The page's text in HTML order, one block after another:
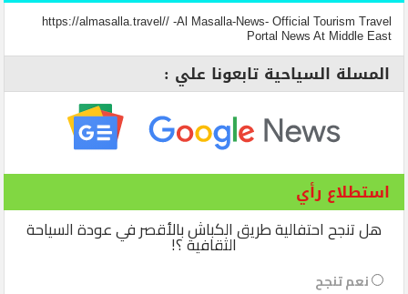
https://almasalla.travel// -Al Masalla-News- Official Tourism Travel
Portal News At Middle East
المسلة السياحية تابعونا علي :
استطلاع رأي
هل تنجح احتفالية طريق الكباش بالأقصر في عودة السياحة
الثقافية ؟!
نعم تنجح